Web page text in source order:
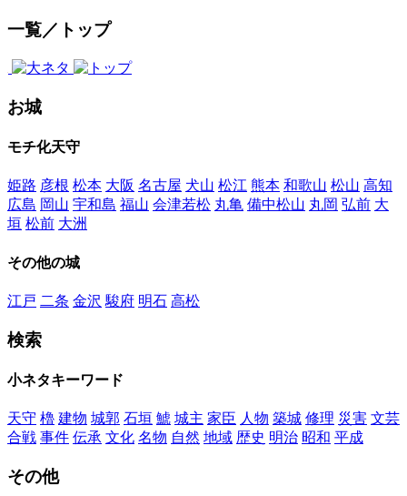
一覧／トップ
お城
モチ化天守
姫路 彦根 松本 大阪 名古屋 犬山 松江 熊本 和歌山 松山 高知
広島 岡山 宇和島 福山 会津若松 丸亀 備中松山 丸岡 弘前 大
垣 松前 大洲
その他の城
江戸 二条 金沢 駿府 明石 高松
検索
小ネタキーワード
天守 櫓 建物 城郭 石垣 鯱 城主 家臣 人物 築城 修理 災害 文芸
合戦 事件 伝承 文化 名物 自然 地域 歴史 明治 昭和 平成
その他